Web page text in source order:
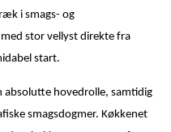
i smags- og
stor vellyst direkte fra
start.
hovedrolle, samtidig
smagsdogmer. Køkkenet